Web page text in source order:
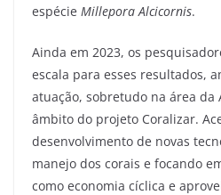
espécie Millepora Alcicornis.
Ainda em 2023, os
escala para esses resultados,
atuação, sobretudo na área da
âmbito do projeto Coralizar.
desenvolvimento de novas
manejo dos corais e focando
como economia cíclica e